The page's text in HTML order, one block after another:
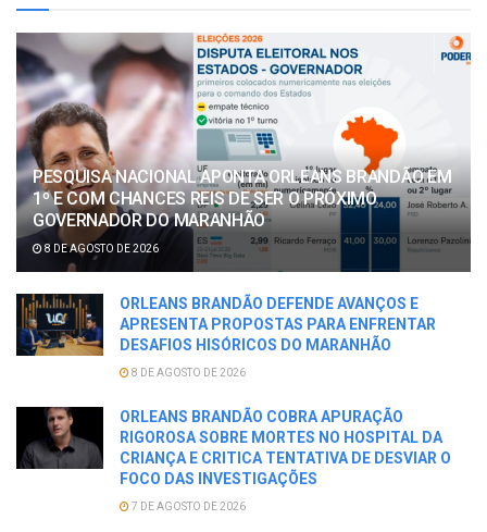
PESQUISA NACIONAL APONTA ORLEANS BRANDÃO EM
1º E COM CHANCES REIS DE SER O PRÓXIMO
GOVERNADOR DO MARANHÃO
8 DE AGOSTO DE 2026
ORLEANS BRANDÃO DEFENDE AVANÇOS E
APRESENTA PROPOSTAS PARA ENFRENTAR
DESAFIOS HISÓRICOS DO MARANHÃO
8 DE AGOSTO DE 2026
ORLEANS BRANDÃO COBRA APURAÇÃO
RIGOROSA SOBRE MORTES NO HOSPITAL DA
CRIANÇA E CRITICA TENTATIVA DE DESVIAR O
FOCO DAS INVESTIGAÇÕES
7 DE AGOSTO DE 2026